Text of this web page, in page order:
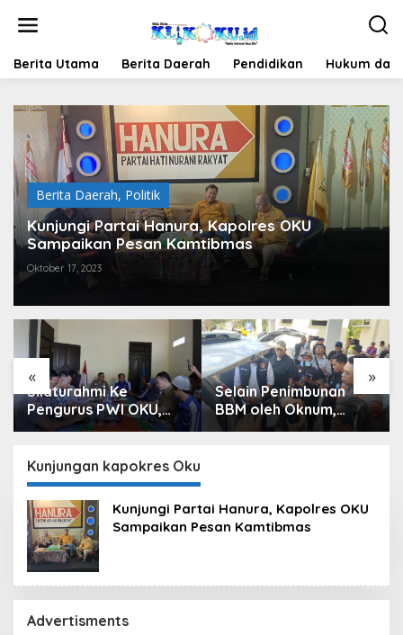
Berita Utama Berita Daerah Pendidikan Hukum
Berita Daerah, Politik
Kunjungi Partai Hanura, Kapolres OKU
Sampaikan Pesan Kamtibmas
Oktober 17, 2023
« »
Silaturahmi Ke
Pengurus PWI OKU,
Kapolres OKU
Baik Media dan Polri
Selain Penimbunan
BBM oleh Oknum,
Kapolres Sebut
Kunjungan kapokres Oku
Kunjungi Partai Hanura, Kapolres OKU
Sampaikan Pesan Kamtibmas
Advertisments